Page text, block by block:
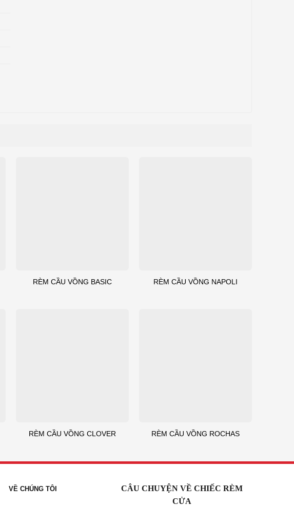
RÈM CẦU VỒNG BASIC RÈM CẦU VỒNG NAPOLI
RÈM CẦU VỒNG CLOVER RÈM CẦU VỒNG ROCHAS
VỀ CHÚNG TÔI
CÂU CHUYỆN VỀ CHIẾC RÈM
CỬA